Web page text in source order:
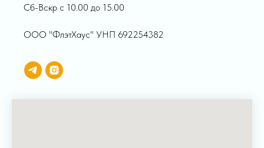
Сб-Вскр с 10.00 до 15.00
ООО "ФлэтХаус" УНП 692254382